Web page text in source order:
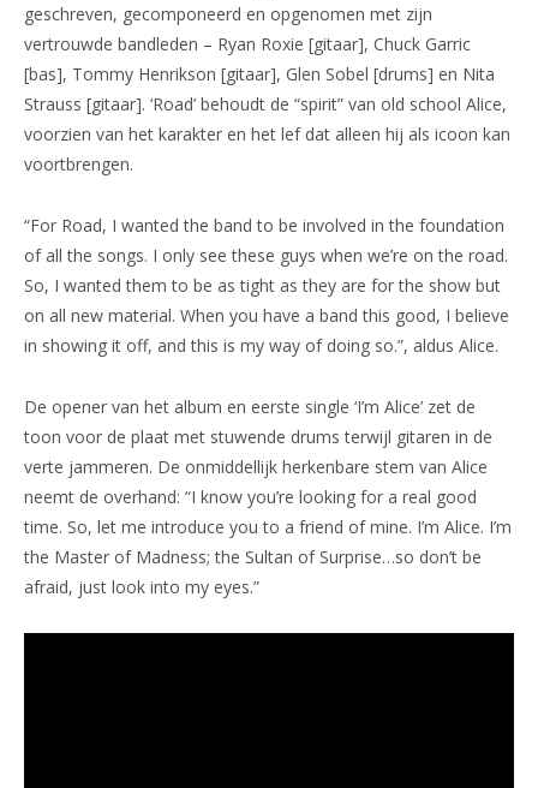
geschreven, gecomponeerd en opgenomen met zijn
vertrouwde bandleden – Ryan Roxie [gitaar], Chuck Garric
[bas], Tommy Henrikson [gitaar], Glen Sobel [drums] en Nita
Strauss [gitaar]. ‘Road’ behoudt de “spirit” van old school Alice,
voorzien van het karakter en het lef dat alleen hij als icoon kan
voortbrengen.
“For Road, I wanted the band to be involved in the foundation
of all the songs. I only see these guys when we’re on the road.
So, I wanted them to be as tight as they are for the show but
on all new material. When you have a band this good, I believe
in showing it off, and this is my way of doing so.”, aldus Alice.
De opener van het album en eerste single ‘I’m Alice’ zet de
toon voor de plaat met stuwende drums terwijl gitaren in de
verte jammeren. De onmiddellijk herkenbare stem van Alice
neemt de overhand: “I know you’re looking for a real good
time. So, let me introduce you to a friend of mine. I’m Alice. I’m
the Master of Madness; the Sultan of Surprise…so don’t be
afraid, just look into my eyes.”